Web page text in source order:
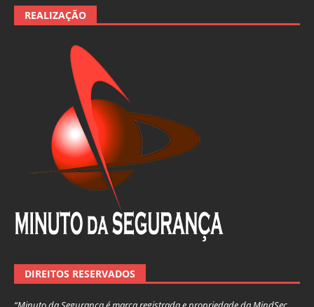
REALIZAÇÃO
DIREITOS RESERVADOS